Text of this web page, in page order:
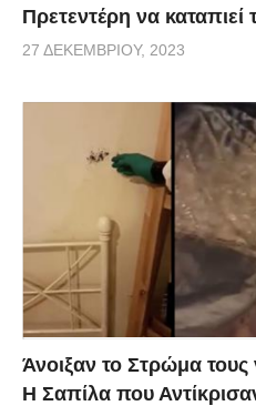
Πρετεντέρη να
27 ΔΕΚΕΜΒΡΊΟΥ, 2023
Άνοιξαν το Στρώμα τους
Η Σαπίλα που